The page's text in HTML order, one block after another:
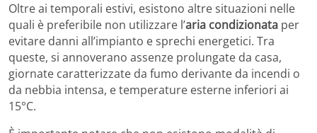
Oltre ai temporali estivi, esistono altre situazioni nelle
quali è preferibile non utilizzare l’aria condizionata per
evitare danni all’impianto e sprechi energetici. Tra
queste, si annoverano assenze prolungate da casa,
giornate caratterizzate da fumo derivante da incendi o
da nebbia intensa, e temperature esterne inferiori ai
15°C.